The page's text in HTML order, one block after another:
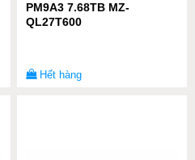
PM9A3 7.68TB MZ-
QL27T600
Hết hàng